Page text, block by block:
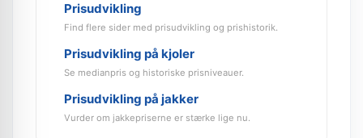
Prisudvikling
Find flere sider med prisudvikling og prishistorik.
Prisudvikling på kjoler
Se medianpris og historiske prisniveauer.
Prisudvikling på jakker
Vurder om jakkepriserne er stærke lige nu.